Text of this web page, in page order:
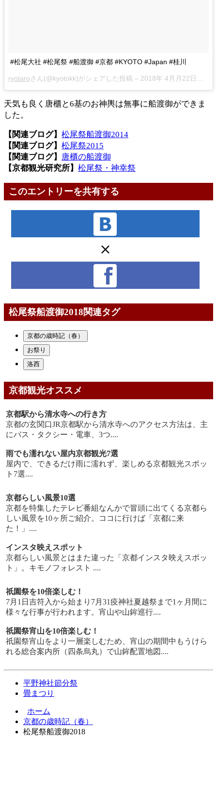
#松尾大社 #松尾祭 #船渡御 #京都 #KYOTO #Japan #桂川
ryotaroさん(@kyotokk)がシェアした投稿 – 2018年 4月月22日午前4時06分PDT
天気も良く唐櫃と6基のお神輿は無事に船渡御ができま
した。
【関連ブログ】 松尾祭船渡御2014
【関連ブログ】 松尾祭2015
【関連ブログ】 唐櫃の船渡御
【京都観光研究所】 松尾祭・神幸祭
このエントリーを共有する
松尾祭船渡御2018関連タグ
京都の歳時記（春）
お祭り
洛西
京都観光オススメ
京都駅から清水寺への行き方
京都の玄関口JR京都駅から清水寺へのアクセス方法は、主
にバス・タクシー・電車、3つ....
雨でも濡れない屋内京都観光7選
屋内で、できるだけ雨に濡れず、楽しめる京都観光スポッ
ト7選....
京都らしい風景10選
京都を特集したテレビ番組なんかで冒頭に出てくる京都ら
しい風景を10ヶ所ご紹介。ココに行けば「京都に来
た！」....
インスタ映えスポット
京都らしい風景とはまた違った「京都インスタ映えスポッ
ト」。キモノフォレスト ....
祇園祭を10倍楽しむ！
7月1日吉符入から始まり7月31疫神社夏越祭まで1ヶ月間に
様々な行事が行われます。宵山や山鉾巡行....
祇園祭宵山を10倍楽しむ！
祇園祭宵山をより一層楽しむため、宵山の期間中もうけら
れる総合案内所（四条烏丸）で山鉾配置地図....
平野神社節分祭
畳まつり
ホーム
京都の歳時記（春）
松尾祭船渡御2018